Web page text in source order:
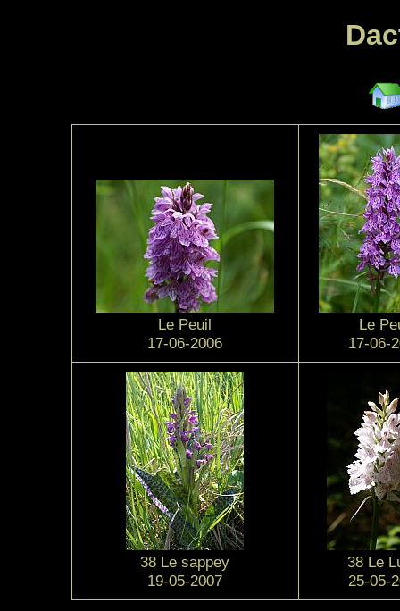
Le Peuil
17-06-2006
Le
17-06-
38 Le sappey
19-05-2007
38 Le
25-05-